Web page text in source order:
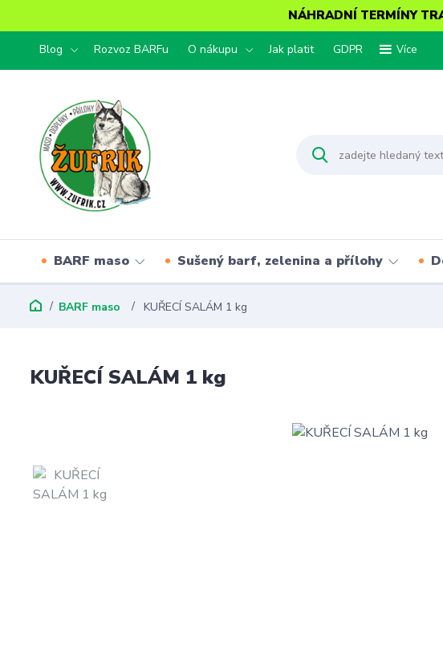
NÁHRADNÍ TERMÍNY
Blog Rozvoz BARFu O nákupu Jak platit GDPR Více
BARF maso Sušený barf, zelenina a přílohy
BARF maso KUŘECÍ SALÁM 1 kg
KUŘECÍ SALÁM 1 kg